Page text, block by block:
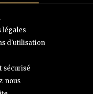
légales
d'utilisation
sécurisé
nous